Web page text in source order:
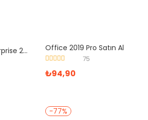
Windows 10 Enterprise 2016 LTSB Retail Dijital Lisans Anahtarı Office 2019 Pro Satın Al
5.00oy aldı
75
₺94,90
-77%